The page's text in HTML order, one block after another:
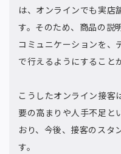
は、オンラインでも実店
す。そのため、商品の説
コミュニケーションを、
で行えるようにすること
こうしたオンライン接客
要の高まりや人手不足と
おり、今後、接客のスタ
す。